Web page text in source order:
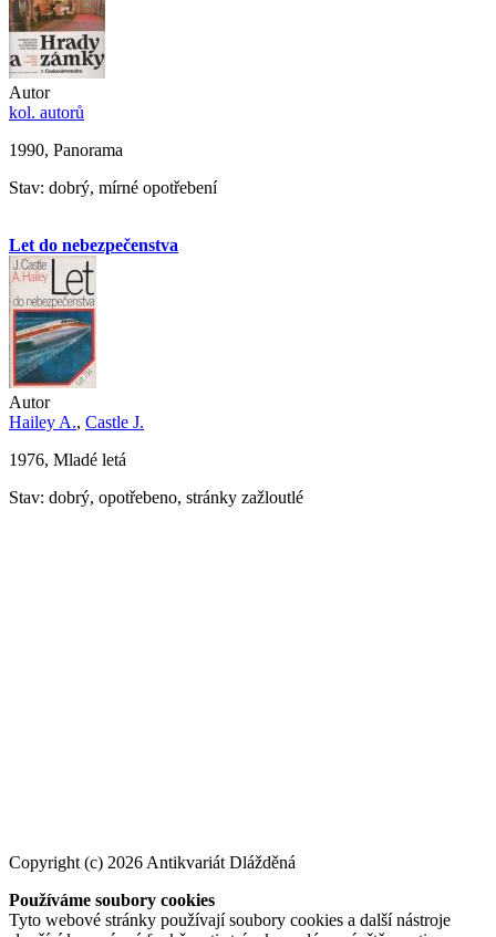
Autor
kol. autorů
1990, Panorama
Stav: dobrý, mírné opotřebení
Let do nebezpečenstva
Autor
Hailey A., Castle J.
1976, Mladé letá
Stav: dobrý, opotřebeno, stránky zažloutlé
Copyright (c) 2026 Antikvariát Dlážděná
Používáme soubory cookies
Tyto webové stránky používají soubory cookies a další nástroje